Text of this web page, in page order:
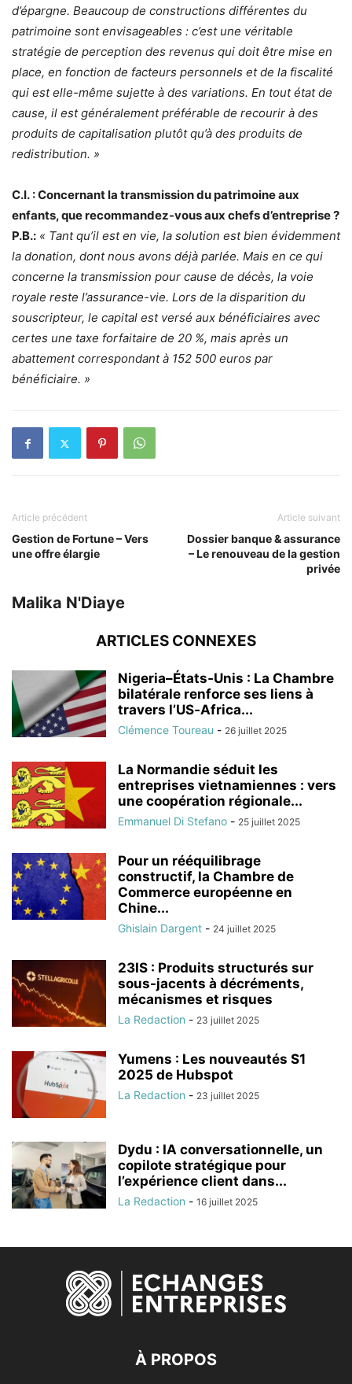
d’épargne. Beaucoup de constructions différentes du
patrimoine sont envisageables : c’est une véritable
stratégie de perception des revenus qui doit être mise en
place, en fonction de facteurs personnels et de la fiscalité
qui est elle-même sujette à des variations. En tout état de
cause, il est généralement préférable de recourir à des
produits de capitalisation plutôt qu’à des produits de
redistribution. »
C.I. : Concernant la transmission du patrimoine aux
enfants, que recommandez-vous aux chefs d’entreprise ?
P.B.: « Tant qu’il est en vie, la solution est bien évidemment
la donation, dont nous avons déjà parlée. Mais en ce qui
concerne la transmission pour cause de décès, la voie
royale reste l’assurance-vie. Lors de la disparition du
souscripteur, le capital est versé aux bénéficiaires avec
certes une taxe forfaitaire de 20 %, mais après un
abattement correspondant à 152 500 euros par
bénéficiaire. »
Article précédent
Gestion de Fortune – Vers
une offre élargie
Article suivant
Dossier banque & assurance
– Le renouveau de la gestion
privée
Malika N'Diaye
ARTICLES CONNEXES
Nigeria–États‑Unis : La Chambre
bilatérale renforce ses liens à
travers l’US‑Africa...
Clémence Toureau - 26 juillet 2025
La Normandie séduit les
entreprises vietnamiennes : vers
une coopération régionale...
Emmanuel Di Stefano - 25 juillet 2025
Pour un rééquilibrage
constructif, la Chambre de
Commerce européenne en
Chine...
Ghislain Dargent - 24 juillet 2025
23IS : Produits structurés sur
sous-jacents à décréments,
mécanismes et risques
La Redaction - 23 juillet 2025
Yumens : Les nouveautés S1
2025 de Hubspot
La Redaction - 23 juillet 2025
Dydu : IA conversationnelle, un
copilote stratégique pour
l’expérience client dans...
La Redaction - 16 juillet 2025
À PROPOS